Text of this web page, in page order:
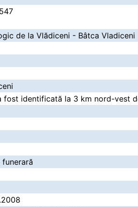
de la Vlădiceni - Bâtca Vladiceni
fost identificată la 3 km nord-vest